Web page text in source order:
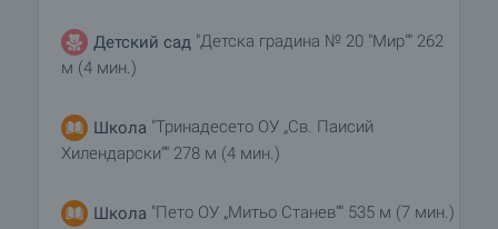
Детский сад "Детска градина № 20 "Мир"" 262
м (4 мин.)
Школа "Тринадесето ОУ „Св. Паисий
Хилендарски“" 278 м (4 мин.)
Школа "Пето ОУ „Митьо Станев“" 535 м (7 мин.)